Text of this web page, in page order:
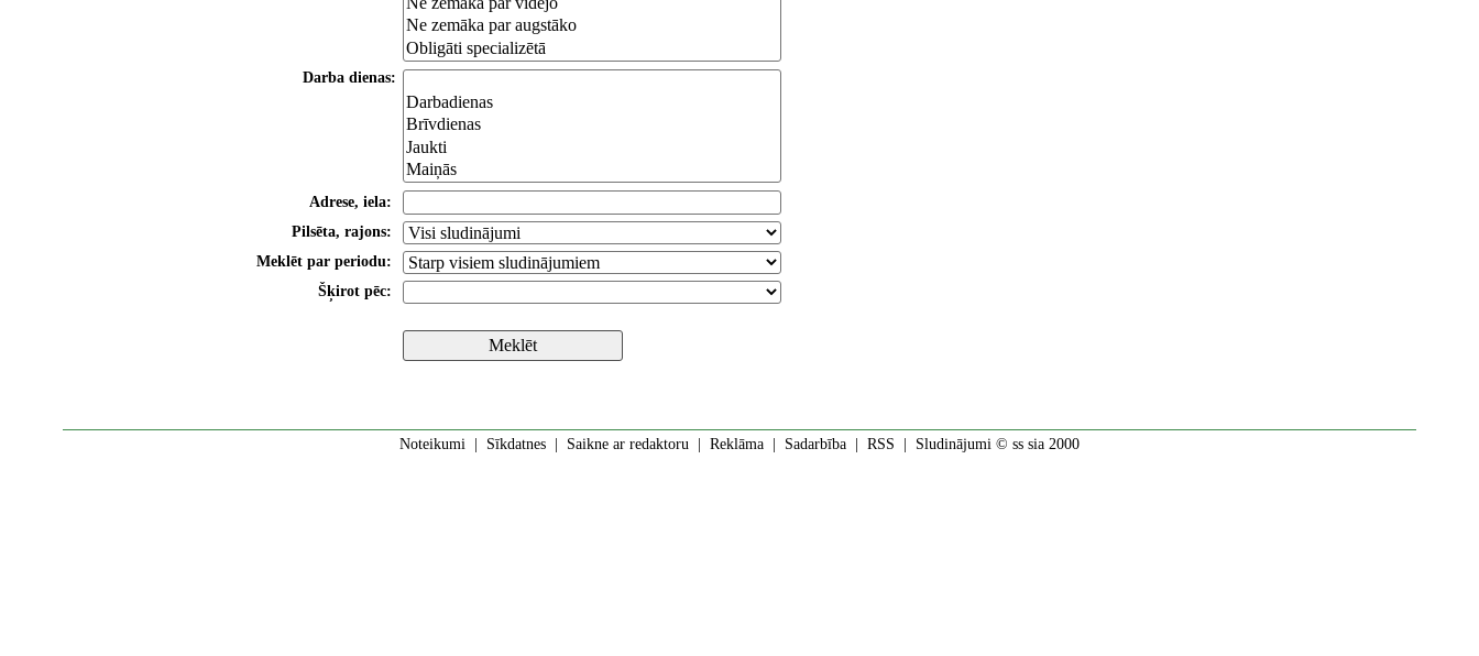
Darba dienas:
Adrese, iela:
Pilsēta, rajons:
Meklēt par periodu:
Šķirot pēc:
Noteikumi Sīkdatnes Saikne ar redaktoru Reklāma Sadarbība RSS | Sludinājumi © ss sia 2000